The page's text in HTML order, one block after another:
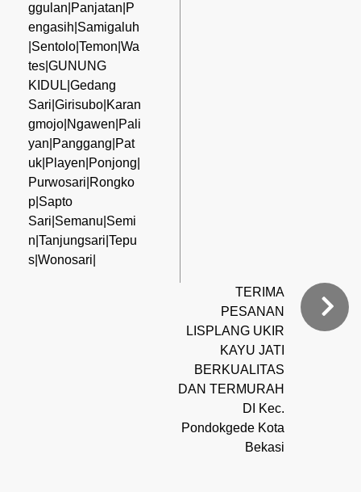
ggulan|Panjatan|P
engasih|Samigaluh
|Sentolo|Temon|Wa
tes|GUNUNG
KIDUL|Gedang
Sari|Girisubo|Karan
gmojo|Ngawen|Pali
yan|Panggang|Pat
uk|Playen|Ponjong|
Purwosari|Rongko
p|Sapto
Sari|Semanu|Semi
n|Tanjungsari|Tepu
s|Wonosari|
TERIMA
PESANAN
LISPLANG UKIR
KAYU JATI
BERKUALITAS
DAN TERMURAH
DI Kec.
Pondokgede Kota
Bekasi